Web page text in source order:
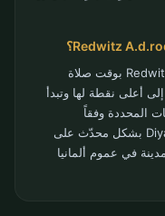
يُحدد وقت صلاة الجمعة في Redwitz A.d.rodach بوقت صلاة
أعلى نقطة لها وتبدأ
المحددة وفقاً
للحسابات الفلكية لـDiyanet İşleri Başkanlığı بشكل محدّث على
موقعنا. نتابع مواقيت الصلاة بدقة لـ 1,214 مدينة في عموم ألمانيا